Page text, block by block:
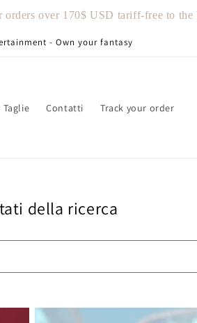
over 170$ USD tariff-free to the
- Own your fantasy
Taglie Contatti Track your order
della ricerca